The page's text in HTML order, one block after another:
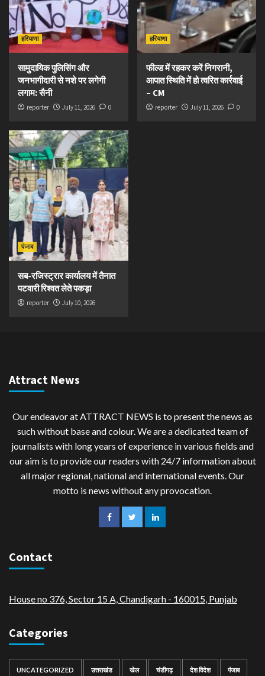
हरियाणा
सामुदायिक पुलिसिंग और
जनभागीदारी से नशे पर लगेगी
लगाम: सैनी
reporter July 11, 2026 0
हरियाणा
फील्ड में रहकर करें निगरानी,
आपात स्थिति में हो त्वरित कार्रवाई
– CM
reporter July 11, 2026 0
पंजाब
सब-रजिस्ट्रार कार्यालय में तैनात
पटवारी रिश्वत लेते पकड़ा
reporter July 10, 2026
Attract News
Our endeavor at ATTRACT NEWS is to present the news as
such without base and colour. We are a dedicated team of
journalists with long years of experience in various fields and
our aim is to provide our readers with 24/7 information about
all major regional, national and international events. Our
motto is news without any provocation.
Contact
House no 376, Sector 15 A, Chandigarh - 160015, Punjab
Categories
UNCATEGORIZED उत्तराखंड खेल चंडीगढ़ देश विदेश पंजाब